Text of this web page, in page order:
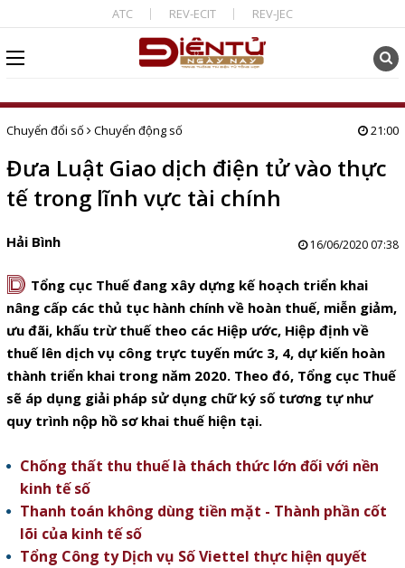
ATC REV-ECIT REV-JEC
Chuyển đổi số Chuyển động số 21:00
Đưa Luật Giao dịch điện tử vào thực
tế trong lĩnh vực tài chính
Hải Bình 16/06/2020 07:38
D Tổng cục Thuế đang xây dựng kế hoạch triển khai
nâng cấp các thủ tục hành chính về hoàn thuế, miễn giảm,
ưu đãi, khấu trừ thuế theo các Hiệp ước, Hiệp định về
thuế lên dịch vụ công trực tuyến mức 3, 4, dự kiến hoàn
thành triển khai trong năm 2020. Theo đó, Tổng cục Thuế
sẽ áp dụng giải pháp sử dụng chữ ký số tương tự như
quy trình nộp hồ sơ khai thuế hiện tại.
Chống thất thu thuế là thách thức lớn đối với nền
kinh tế số
Thanh toán không dùng tiền mặt - Thành phần cốt
lõi của kinh tế số
Tổng Công ty Dịch vụ Số Viettel thực hiện quyết